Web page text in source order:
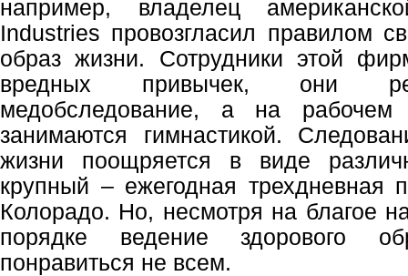
например, владелец
Industries провозгласил правилом
образ жизни. Сотрудники этой
вредных привычек, они
медобследование, а на рабочем
занимаются гимнастикой.
жизни поощряется в виде
крупный – ежегодная трехдневная
Колорадо. Но, несмотря на благое
порядке ведение здорового
понравиться не всем.